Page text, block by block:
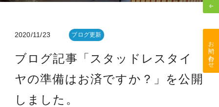
2020/11/23 ブログ更新
ブログ記事「スタッドレスタイ
ヤの準備はお済ですか？」を公開
しました。
お問い合わせ